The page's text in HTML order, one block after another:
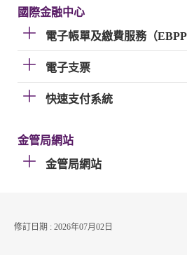
國際金融中心
電子帳單及繳費服務（EBPP
電子支票
快速支付系統
金管局網站
金管局網站
修訂日期 : 2026年07月02日